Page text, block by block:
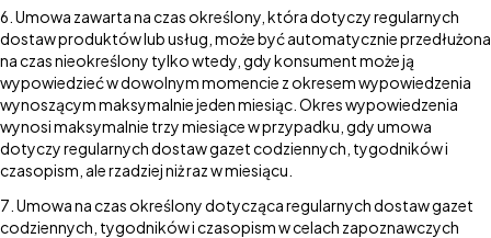
Umowa zawarta na czas określony, która dotyczy regularnych
dostaw produktów lub usług, może być automatycznie przedłużona
na czas nieokreślony tylko wtedy, gdy konsument może ją
wypowiedzieć w dowolnym momencie z okresem wypowiedzenia
wynoszącym maksymalnie jeden miesiąc. Okres wypowiedzenia
wynosi maksymalnie trzy miesiące w przypadku, gdy umowa
dotyczy regularnych dostaw gazet codziennych, tygodników i
czasopism, ale rzadziej niż raz w miesiącu.
Umowa na czas określony dotycząca regularnych dostaw gazet
codziennych, tygodników i czasopism w celach zapoznawczych